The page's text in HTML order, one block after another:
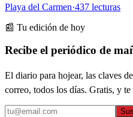
Playa del Carmen·437 lecturas
📰 Tu edición de hoy
Recibe el periódico de
El diario para hojear, las claves
correo, todos los días. Gratis, y